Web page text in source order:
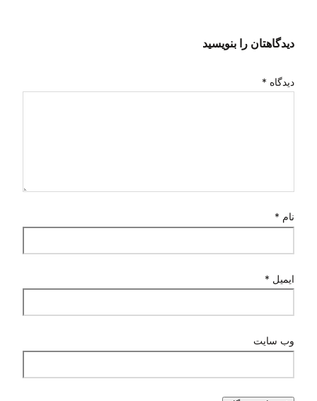
دیدگاهتان را بنویسید
دیدگاه *
نام *
ایمیل *
وب‌ سایت